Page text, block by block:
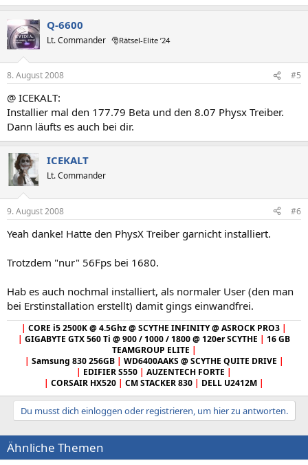
Q-6600
Lt. Commander 🎅Rätsel-Elite ’24
8. August 2008 #5
@ ICEKALT:
Installier mal den 177.79 Beta und den 8.07 Physx Treiber.
Dann läufts es auch bei dir.
ICEKALT
Lt. Commander
9. August 2008 #6
Yeah danke! Hatte den PhysX Treiber garnicht installiert.
Trotzdem "nur" 56Fps bei 1680.
Hab es auch nochmal installiert, als normaler User (den man
bei Erstinstallation erstellt) damit gings einwandfrei.
| CORE i5 2500K @ 4.5Ghz @ SCYTHE INFINITY @ ASROCK PRO3 |
| GIGABYTE GTX 560 Ti @ 900 / 1000 / 1800 @ 120er SCYTHE | 16 GB
TEAMGROUP ELITE |
| Samsung 830 256GB | WD6400AAKS @ SCYTHE QUITE DRIVE |
| EDIFIER S550 | AUZENTECH FORTE |
| CORSAIR HX520 | CM STACKER 830 | DELL U2412M |
Du musst dich einloggen oder registrieren, um hier zu antworten.
Ähnliche Themen